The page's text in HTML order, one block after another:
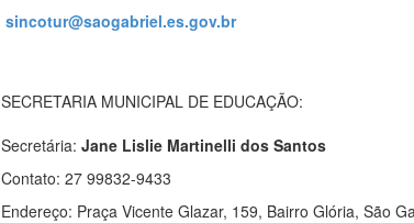
sincotur@saogabriel.es.gov.br
SECRETARIA MUNICIPAL DE EDUCAÇÃO:
Secretária: Jane Lislie Martinelli dos Santos
Contato: 27 99832-9433
Endereço: Praça Vicente Glazar, 159, Bairro Glória, São